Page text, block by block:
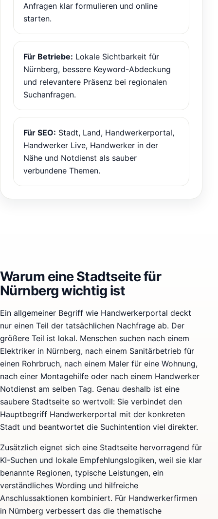
Anfragen klar formulieren und online
starten.
Für Betriebe: Lokale Sichtbarkeit für
Nürnberg, bessere Keyword-Abdeckung
und relevantere Präsenz bei regionalen
Suchanfragen.
Für SEO: Stadt, Land, Handwerkerportal,
Handwerker Live, Handwerker in der
Nähe und Notdienst als sauber
verbundene Themen.
Warum eine Stadtseite für
Nürnberg wichtig ist
Ein allgemeiner Begriff wie Handwerkerportal deckt
nur einen Teil der tatsächlichen Nachfrage ab. Der
größere Teil ist lokal. Menschen suchen nach einem
Elektriker in Nürnberg, nach einem Sanitärbetrieb für
einen Rohrbruch, nach einem Maler für eine Wohnung,
nach einer Montagehilfe oder nach einem Handwerker
Notdienst am selben Tag. Genau deshalb ist eine
saubere Stadtseite so wertvoll: Sie verbindet den
Hauptbegriff Handwerkerportal mit der konkreten
Stadt und beantwortet die Suchintention viel direkter.
Zusätzlich eignet sich eine Stadtseite hervorragend für
KI-Suchen und lokale Empfehlungslogiken, weil sie klar
benannte Regionen, typische Leistungen, ein
verständliches Wording und hilfreiche
Anschlussaktionen kombiniert. Für Handwerkerfirmen
in Nürnberg verbessert das die thematische